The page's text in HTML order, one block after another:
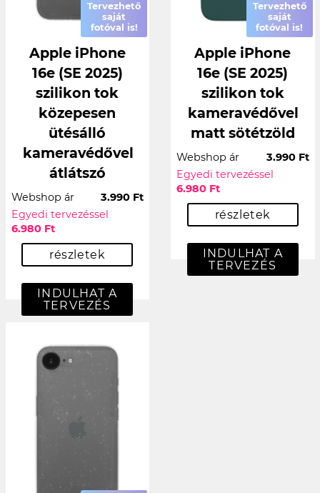
Tervezhető
saját
fotóval is!
Apple iPhone
16e (SE 2025)
szilikon tok
közepesen
ütésálló
kameravédővel
átlátszó
Webshop ár
3.990 Ft
Egyedi tervezéssel
6.980 Ft
részletek
INDULHAT A
TERVEZÉS
Tervezhető
saját
fotóval is!
Apple iPhone
16e (SE 2025)
szilikon tok
kameravédővel
matt sötétzöld
Webshop ár
3.990 Ft
Egyedi tervezéssel
6.980 Ft
részletek
INDULHAT A
TERVEZÉS